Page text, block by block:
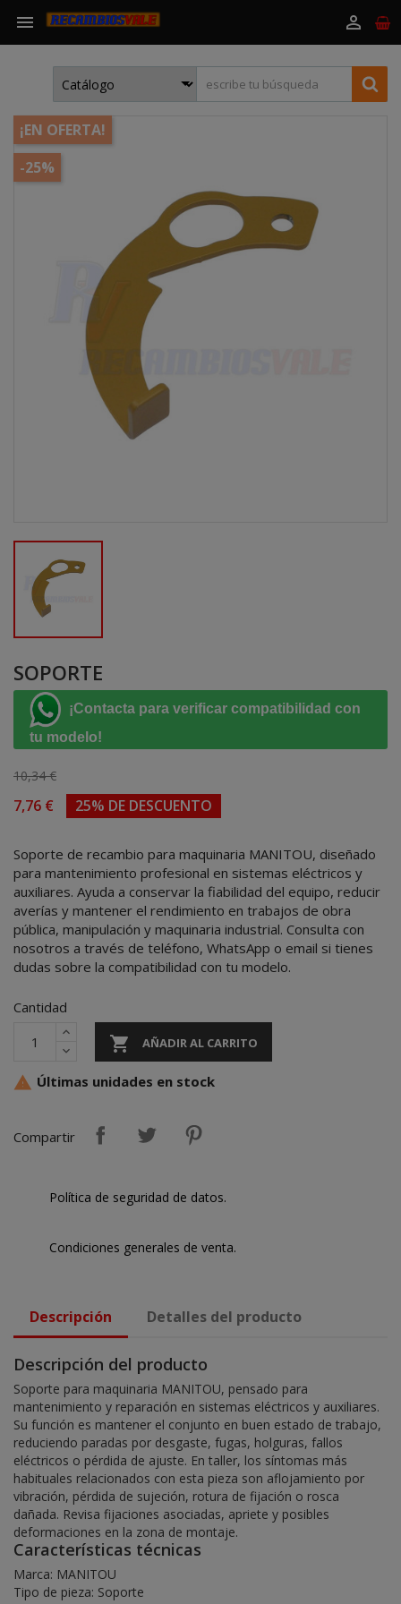
 
¡EN OFERTA!
-25%
SOPORTE
¡Contacta para verificar compatibilidad con
tu modelo!
10,34 €
7,76 € 25% DE DESCUENTO
Soporte de recambio para maquinaria MANITOU, diseñado
para mantenimiento profesional en sistemas eléctricos y
auxiliares. Ayuda a conservar la fiabilidad del equipo, reducir
averías y mantener el rendimiento en trabajos de obra
pública, manipulación y maquinaria industrial. Consulta con
nosotros a través de teléfono, WhatsApp o email si tienes
dudas sobre la compatibilidad con tu modelo.
Cantidad
 AÑADIR AL CARRITO
 Últimas unidades en stock
Compartir
Política de seguridad de datos.
Condiciones generales de venta.
Descripción Detalles del producto
Descripción del producto
Soporte para maquinaria MANITOU, pensado para
mantenimiento y reparación en sistemas eléctricos y auxiliares.
Su función es mantener el conjunto en buen estado de trabajo,
reduciendo paradas por desgaste, fugas, holguras, fallos
eléctricos o pérdida de ajuste. En taller, los síntomas más
habituales relacionados con esta pieza son aflojamiento por
vibración, pérdida de sujeción, rotura de fijación o rosca
dañada. Revisa fijaciones asociadas, apriete y posibles
deformaciones en la zona de montaje.
Características técnicas
Marca: MANITOU
Tipo de pieza: Soporte